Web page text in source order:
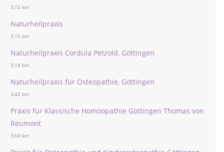
3,15 km
Naturheilpraxis
3,15 km
Naturheilpraxis Cordula Petzold, Göttingen
3,18 km
Naturheilpraxis für Osteopathie, Göttingen
3,42 km
Praxis für Klassische Homöopathie Göttingen Thomas von
Reumont
3,60 km